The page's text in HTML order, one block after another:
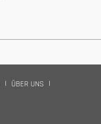
ÜBER UNS